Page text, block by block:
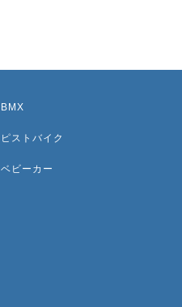
BMX
ピストバイク
ベビーカー